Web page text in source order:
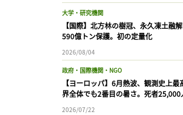
大学・研究機関
【国際】北方林の樹冠、永久凍土融
590億トン保護。初の定量化
2026/08/04
政府・国際機関・NGO
【ヨーロッパ】6月熱波、観測史上
界全体でも2番目の暑さ。死者25,000
2026/07/22